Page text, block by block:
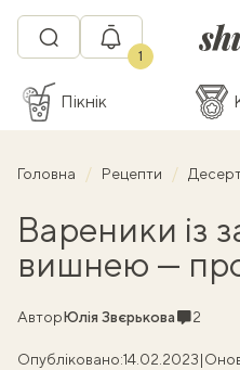
1
Пікнік
Головна Рецепти
Вареники із
вишнею —
АвторЮлія ЗвєрьковаКоментарі
2
Опубліковано:14.02.2023|